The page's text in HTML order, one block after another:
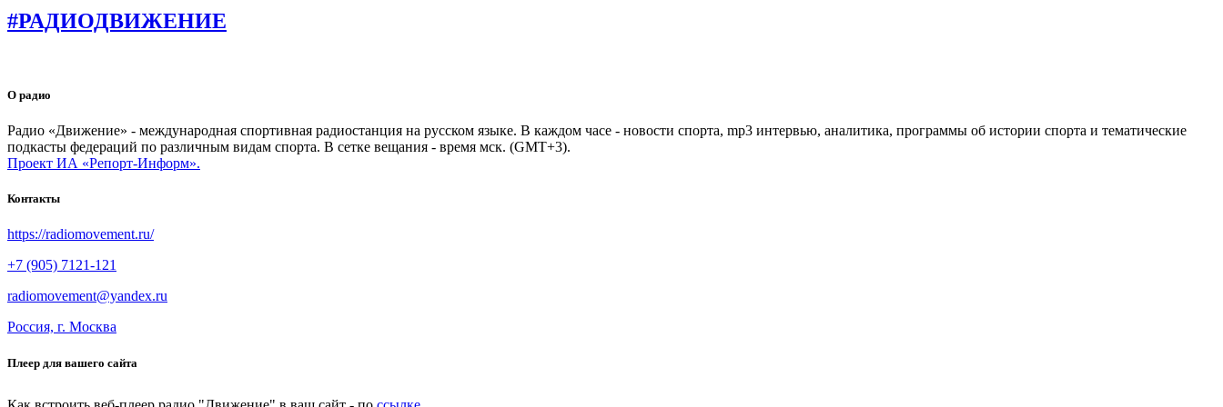
#РАДИОДВИЖЕНИЕ
О радио
Радио «Движение» - международная спортивная радиостанция на русском языке. В каждом часе - новости спорта, mp3 интервью, аналитика, программы об истории спорта и тематические
подкасты федераций по различным видам спорта. В сетке вещания - время мск. (GMT+3).
Проект ИА «Репорт-Информ».
Контакты
https://radiomovement.ru/
+7 (905) 7121-121
radiomovement@yandex.ru
Россия, г. Москва
Плеер для вашего сайта